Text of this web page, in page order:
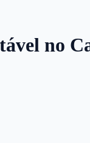
no